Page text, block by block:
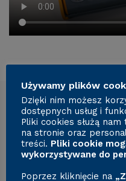
Wyłącznik
Używamy plików
Dzięki nim możesz
dostępnych usług i
Pliki cookies służą
na stronie oraz
treści. Pliki cookie
wykorzystywane do
Poprzez kliknięcie na